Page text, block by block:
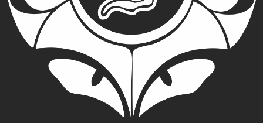
Formularz zamówienia